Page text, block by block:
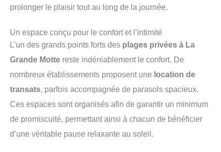
prolonger le plaisir tout au long de la journée.
Un espace conçu pour le confort et l’intimité
L’un des grands points forts des plages privées à La
Grande Motte reste indéniablement le confort. De
nombreux établissements proposent une location de
transats, parfois accompagnée de parasols spacieux.
Ces espaces sont organisés afin de garantir un minimum
de promiscuité, permettant ainsi à chacun de bénéficier
d’une véritable pause relaxante au soleil.